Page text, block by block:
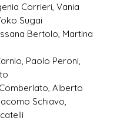
Corrieri, Vania
Sugai
Bertolo, Martina
Paolo Peroni,
Alberto
Schiavo,